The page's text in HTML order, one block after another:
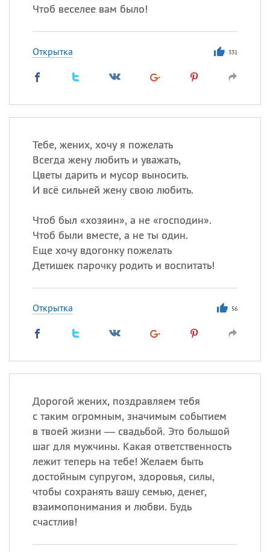
Чтоб веселее вам было!
Открытка 331
Тебе, жених, хочу я пожелать
Всегда жену любить и уважать,
Цветы дарить и мусор выносить.
И всё сильней жену свою любить.
Чтоб был «хозяин», а не «господин».
Чтоб были вместе, а не ты один.
Еще хочу вдогонку пожелать
Детишек парочку родить и воспитать!
Открытка 56
Дорогой жених, поздравляем тебя
с таким огромным, значимым событием
в твоей жизни — свадьбой. Это большой
шаг для мужчины. Какая ответственность
лежит теперь на тебе! Желаем быть
достойным супругом, здоровья, силы,
чтобы сохранять вашу семью, денег,
взаимопонимания и любви. Будь
счастлив!